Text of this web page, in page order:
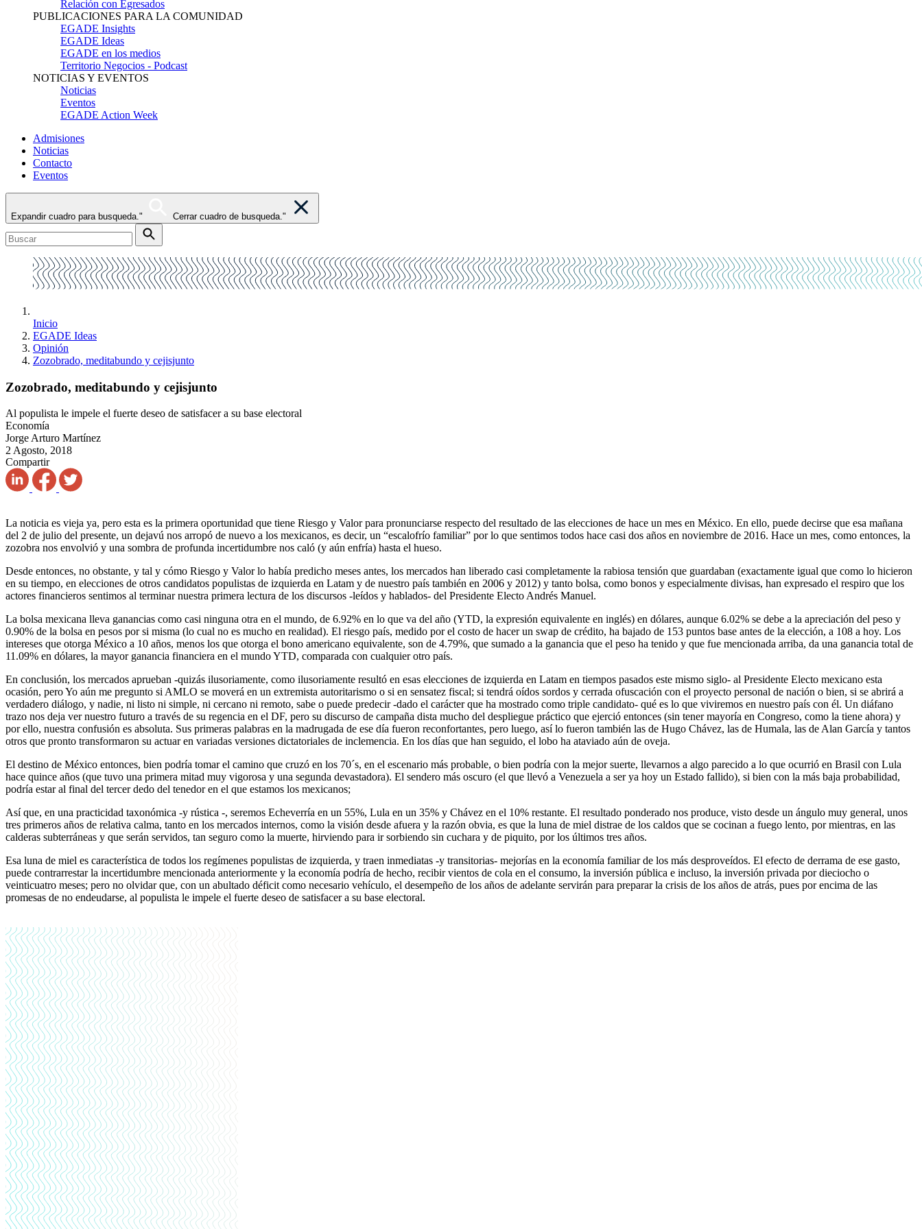
Relación con Egresados
PUBLICACIONES PARA LA COMUNIDAD
EGADE Insights
EGADE Ideas
EGADE en los medios
Territorio Negocios - Podcast
NOTICIAS Y EVENTOS
Noticias
Eventos
EGADE Action Week
Admisiones
Noticias
Contacto
Eventos
Expandir cuadro para busqueda." Cerrar cuadro de busqueda."
Inicio
EGADE Ideas
Opinión
Zozobrado, meditabundo y cejisjunto
Zozobrado, meditabundo y cejisjunto
Al populista le impele el fuerte deseo de satisfacer a su base electoral
Economía
Jorge Arturo Martínez
2 Agosto, 2018
Compartir
La noticia es vieja ya, pero esta es la primera oportunidad que tiene Riesgo y Valor para pronunciarse respecto del resultado de las elecciones de hace un mes en México. En ello, puede decirse que esa mañana
del 2 de julio del presente, un dejavú nos arropó de nuevo a los mexicanos, es decir, un “escalofrío familiar” por lo que sentimos todos hace casi dos años en noviembre de 2016. Hace un mes, como entonces, la
zozobra nos envolvió y una sombra de profunda incertidumbre nos caló (y aún enfría) hasta el hueso.
Desde entonces, no obstante, y tal y cómo Riesgo y Valor lo había predicho meses antes, los mercados han liberado casi completamente la rabiosa tensión que guardaban (exactamente igual que como lo hicieron
en su tiempo, en elecciones de otros candidatos populistas de izquierda en Latam y de nuestro país también en 2006 y 2012) y tanto bolsa, como bonos y especialmente divisas, han expresado el respiro que los
actores financieros sentimos al terminar nuestra primera lectura de los discursos -leídos y hablados- del Presidente Electo Andrés Manuel.
La bolsa mexicana lleva ganancias como casi ninguna otra en el mundo, de 6.92% en lo que va del año (YTD, la expresión equivalente en inglés) en dólares, aunque 6.02% se debe a la apreciación del peso y
0.90% de la bolsa en pesos por si misma (lo cual no es mucho en realidad). El riesgo país, medido por el costo de hacer un swap de crédito, ha bajado de 153 puntos base antes de la elección, a 108 a hoy. Los
intereses que otorga México a 10 años, menos los que otorga el bono americano equivalente, son de 4.79%, que sumado a la ganancia que el peso ha tenido y que fue mencionada arriba, da una ganancia total de
11.09% en dólares, la mayor ganancia financiera en el mundo YTD, comparada con cualquier otro país.
En conclusión, los mercados aprueban -quizás ilusoriamente, como ilusoriamente resultó en esas elecciones de izquierda en Latam en tiempos pasados este mismo siglo- al Presidente Electo mexicano esta
ocasión, pero Yo aún me pregunto si AMLO se moverá en un extremista autoritarismo o si en sensatez fiscal; si tendrá oídos sordos y cerrada ofuscación con el proyecto personal de nación o bien, si se abrirá a
verdadero diálogo, y nadie, ni listo ni simple, ni cercano ni remoto, sabe o puede predecir -dado el carácter que ha mostrado como triple candidato- qué es lo que viviremos en nuestro país con él. Un diáfano
trazo nos deja ver nuestro futuro a través de su regencia en el DF, pero su discurso de campaña dista mucho del despliegue práctico que ejerció entonces (sin tener mayoría en Congreso, como la tiene ahora) y
por ello, nuestra confusión es absoluta. Sus primeras palabras en la madrugada de ese día fueron reconfortantes, pero luego, así lo fueron también las de Hugo Chávez, las de Humala, las de Alan García y tantos
otros que pronto transformaron su actuar en variadas versiones dictatoriales de inclemencia. En los días que han seguido, el lobo ha ataviado aún de oveja.
El destino de México entonces, bien podría tomar el camino que cruzó en los 70´s, en el escenario más probable, o bien podría con la mejor suerte, llevarnos a algo parecido a lo que ocurrió en Brasil con Lula
hace quince años (que tuvo una primera mitad muy vigorosa y una segunda devastadora). El sendero más oscuro (el que llevó a Venezuela a ser ya hoy un Estado fallido), si bien con la más baja probabilidad,
podría estar al final del tercer dedo del tenedor en el que estamos los mexicanos;
Así que, en una practicidad taxonómica -y rústica -, seremos Echeverría en un 55%, Lula en un 35% y Chávez en el 10% restante. El resultado ponderado nos produce, visto desde un ángulo muy general, unos
tres primeros años de relativa calma, tanto en los mercados internos, como la visión desde afuera y la razón obvia, es que la luna de miel distrae de los caldos que se cocinan a fuego lento, por mientras, en las
calderas subterráneas y que serán servidos, tan seguro como la muerte, hirviendo para ir sorbiendo sin cuchara y de piquito, por los últimos tres años.
Esa luna de miel es característica de todos los regímenes populistas de izquierda, y traen inmediatas -y transitorias- mejorías en la economía familiar de los más desproveídos. El efecto de derrama de ese gasto,
puede contrarrestar la incertidumbre mencionada anteriormente y la economía podría de hecho, recibir vientos de cola en el consumo, la inversión pública e incluso, la inversión privada por dieciocho o
veinticuatro meses; pero no olvidar que, con un abultado déficit como necesario vehículo, el desempeño de los años de adelante servirán para preparar la crisis de los años de atrás, pues por encima de las
promesas de no endeudarse, al populista le impele el fuerte deseo de satisfacer a su base electoral.